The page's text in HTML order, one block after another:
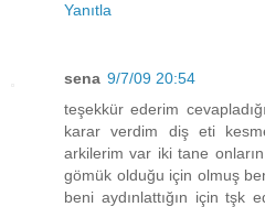
Yanıtla
sena 9/7/09 20:54
teşekkür ederim
karar verdim diş eti
arkilerim var iki tane
gömük olduğu için olmuş
beni aydınlattığın için tşk